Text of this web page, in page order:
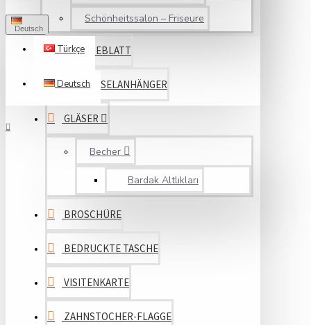
Deutsch
Türkçe
Deutsch
Schönheitssalon – Friseure
SERVICEBLATT
SCHLÜSSELANHÄNGER
GLÄSER
Becher
Bardak Altlıkları
BROSCHÜRE
BEDRUCKTE TASCHE
VISITENKARTE
ZAHNSTOCHER-FLAGGE